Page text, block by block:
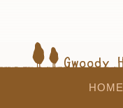
HOME